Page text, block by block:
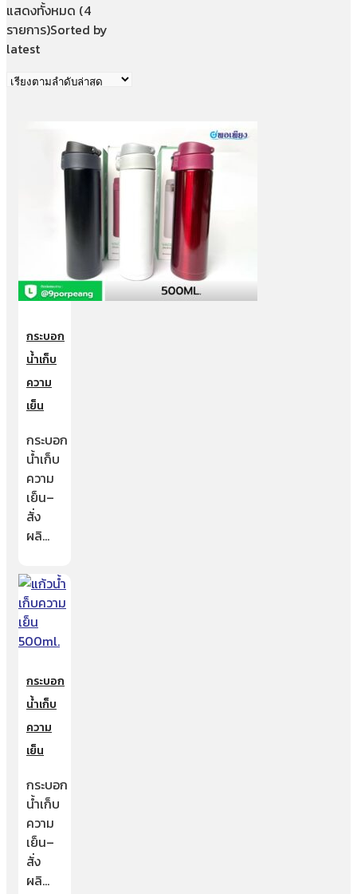
แสดงทั้งหมด (4
รายการ)Sorted by
latest
กระบอก
น้ำเก็บ
ความ
เย็น
กระบอก
น้ำเก็บ
ความ
เย็น–
สั่ง
ผลิ…
กระบอก
น้ำเก็บ
ความ
เย็น
กระบอก
น้ำเก็บ
ความ
เย็น–
สั่ง
ผลิ…